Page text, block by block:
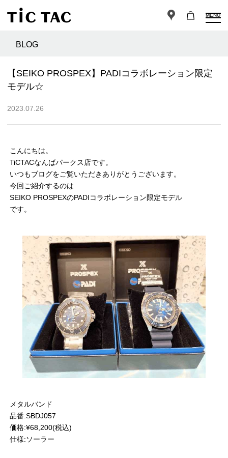
MENU
BLOG
【SEIKO PROSPEX】PADIコラボレーション限定
モデル☆
2023.07.26
こんにちは。
TiCTACなんばパークス店です。
いつもブログをご覧いただきありがとうございます。
今回ご紹介するのは
SEIKO PROSPEXのPADIコラボレーション限定モデル
です。
メタルバンド
品番:SBDJ057
価格:¥68,200(税込)
仕様:ソーラー